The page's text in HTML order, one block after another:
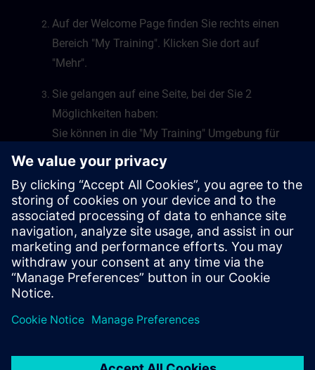
Auf der Welcome Page finden Sie rechts einen
Bereich "My Training". Klicken Sie dort auf
"Mehr".
Sie gelangen auf eine Seite, bei der Sie 2
Möglichkeiten haben:
Sie können in die "My Training" Umgebung für
Learning Events oder Learning Journeys
wechseln, oder Sie wechseln in die "My Plan"
Umgebung von SITRAIN access.